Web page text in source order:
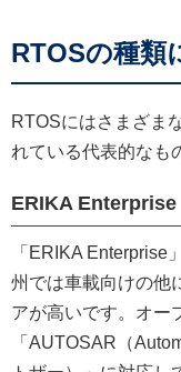
RTOSの種類
RTOSにはさまざま
れている代表的なも
ERIKA Enterprise
「ERIKA Enterprise
州では車載向けの他
アが高いです。オー
「AUTOSAR（